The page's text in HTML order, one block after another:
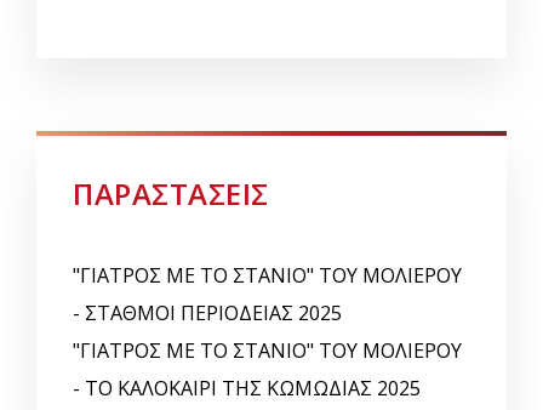
ΠΑΡΑΣΤΑΣΕΙΣ
"ΓΙΑΤΡΟΣ ΜΕ ΤΟ ΣΤΑΝΙΟ" ΤΟΥ ΜΟΛΙΕΡΟΥ
- ΣΤΑΘΜΟΙ ΠΕΡΙΟΔΕΙΑΣ 2025
"ΓΙΑΤΡΟΣ ΜΕ ΤΟ ΣΤΑΝΙΟ" ΤΟΥ ΜΟΛΙΕΡΟΥ
- ΤΟ ΚΑΛΟΚΑΙΡΙ ΤΗΣ ΚΩΜΩΔΙΑΣ 2025